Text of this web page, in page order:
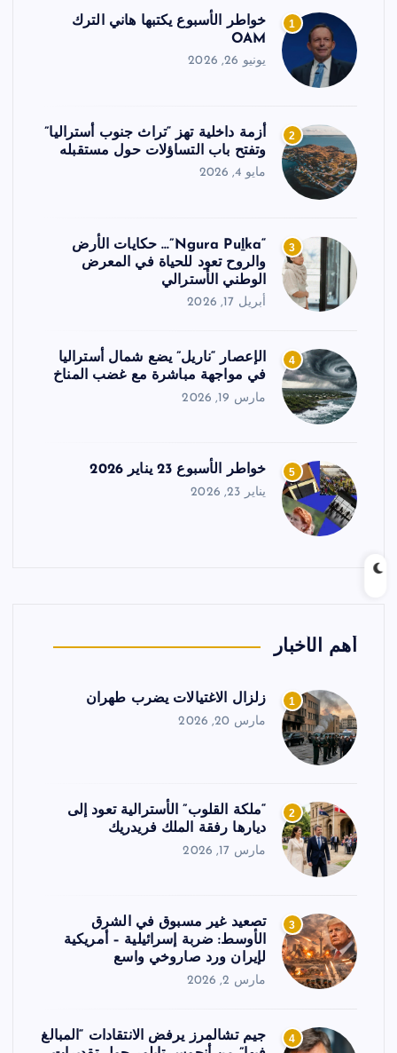
1
خواطر الأسبوع يكتبها هاني الترك
OAM
يونيو 26, 2026
2
أزمة داخلية تهز “تراث جنوب أستراليا”
وتفتح باب التساؤلات حول مستقبله
مايو 4, 2026
3
“Ngura Puḻka”… حكايات الأرض
والروح تعود للحياة في المعرض
الوطني الأسترالي
أبريل 17, 2026
4
الإعصار “ناريل” يضع شمال أستراليا
في مواجهة مباشرة مع غضب المناخ
مارس 19, 2026
5 خواطر الأسبوع 23 يناير 2026
يناير 23, 2026
أهم الأخبار
1 زلزال الاغتيالات يضرب طهران
مارس 20, 2026
2
“ملكة القلوب” الأسترالية تعود إلى
ديارها رفقة الملك فريدريك
مارس 17, 2026
3
تصعيد غير مسبوق في الشرق
الأوسط: ضربة إسرائيلية – أمريكية
لإيران ورد صاروخي واسع
مارس 2, 2026
4
جيم تشالمرز يرفض الانتقادات “المبالغ